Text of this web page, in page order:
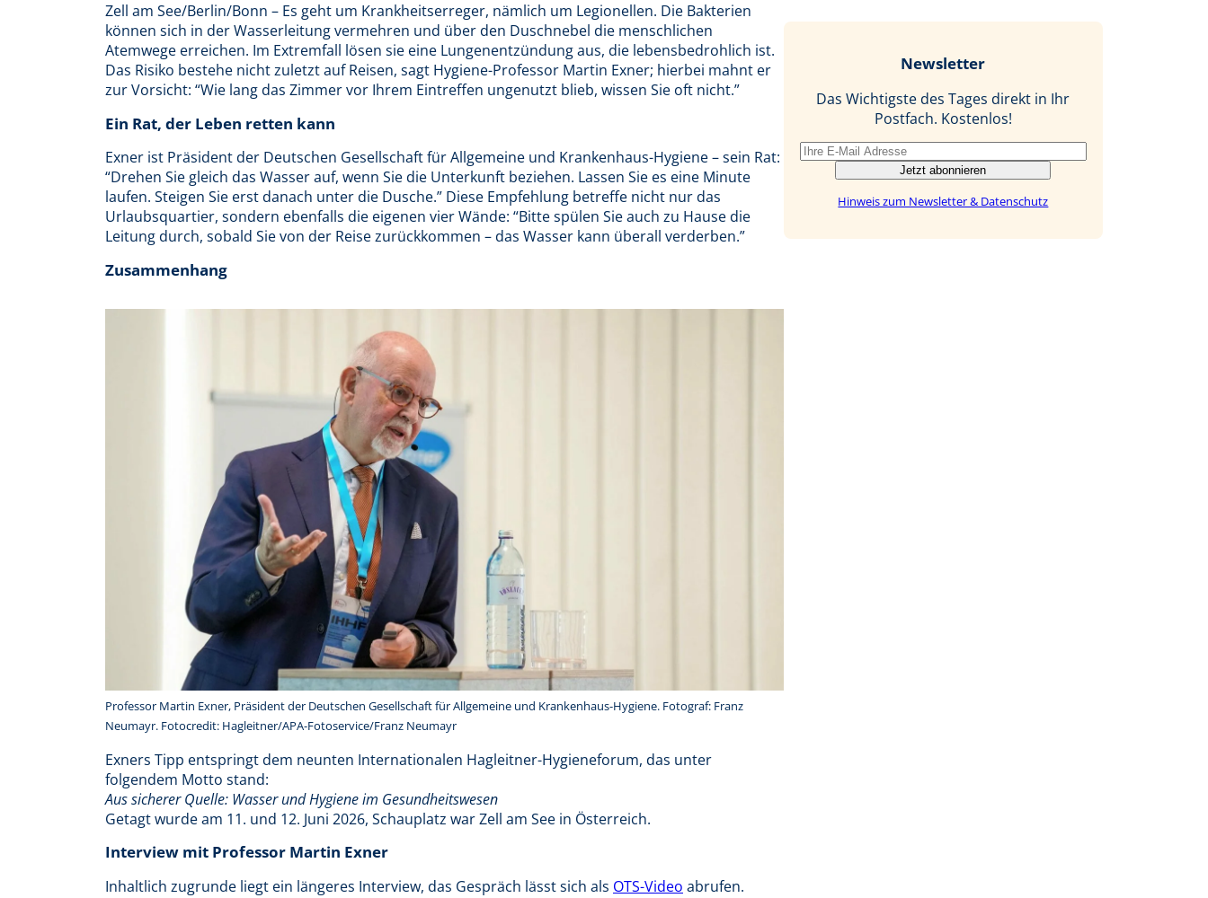
Zell am See/Berlin/Bonn – Es geht um Krankheitserreger, nämlich um Legionellen. Die Bakterien
können sich in der Wasserleitung vermehren und über den Duschnebel die menschlichen
Atemwege erreichen. Im Extremfall lösen sie eine Lungenentzündung aus, die lebensbedrohlich ist.
Das Risiko bestehe nicht zuletzt auf Reisen, sagt Hygiene-Professor Martin Exner; hierbei mahnt er
zur Vorsicht: “Wie lang das Zimmer vor Ihrem Eintreffen ungenutzt blieb, wissen Sie oft nicht.”
Ein Rat, der Leben retten kann
Exner ist Präsident der Deutschen Gesellschaft für Allgemeine und Krankenhaus-Hygiene – sein Rat:
“Drehen Sie gleich das Wasser auf, wenn Sie die Unterkunft beziehen. Lassen Sie es eine Minute
laufen. Steigen Sie erst danach unter die Dusche.” Diese Empfehlung betreffe nicht nur das
Urlaubsquartier, sondern ebenfalls die eigenen vier Wände: “Bitte spülen Sie auch zu Hause die
Leitung durch, sobald Sie von der Reise zurückkommen – das Wasser kann überall verderben.”
Zusammenhang
Professor Martin Exner, Präsident der Deutschen Gesellschaft für Allgemeine und Krankenhaus-Hygiene. Fotograf: Franz
Neumayr. Fotocredit: Hagleitner/APA-Fotoservice/Franz Neumayr
Exners Tipp entspringt dem neunten Internationalen Hagleitner-Hygieneforum, das unter
folgendem Motto stand:
Aus sicherer Quelle: Wasser und Hygiene im Gesundheitswesen
Getagt wurde am 11. und 12. Juni 2026, Schauplatz war Zell am See in Österreich.
Interview mit Professor Martin Exner
Inhaltlich zugrunde liegt ein längeres Interview, das Gespräch lässt sich als OTS-Video abrufen.
n
l
Newsletter
Das Wichtigste des Tages direkt in Ihr
Postfach. Kostenlos!
Jetzt abonnieren
Hinweis zum Newsletter & Datenschutz